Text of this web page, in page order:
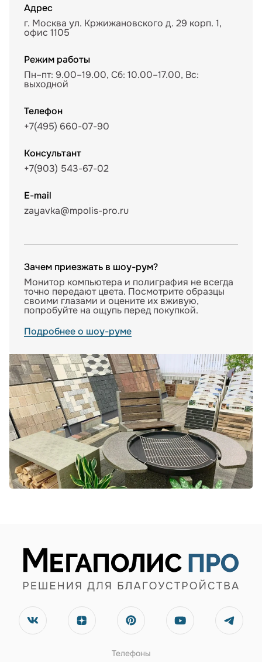
Адрес
г. Москва ул. Кржижановского д. 29 корп. 1,
офис 1105
Режим работы
Пн–пт: 9.00–19.00, Сб: 10.00–17.00, Вс:
выходной
Телефон
+7(495) 660-07-90
Консультант
+7(903) 543-67-02
E-mail
zayavka@mpolis-pro.ru
Зачем приезжать в шоу-рум?
Монитор компьютера и полиграфия не всегда
точно передают цвета. Посмотрите образцы
своими глазами и оцените их вживую,
попробуйте на ощупь перед покупкой.
Подробнее о шоу-руме
Телефоны